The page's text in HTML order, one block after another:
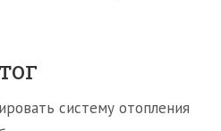
систему отопления